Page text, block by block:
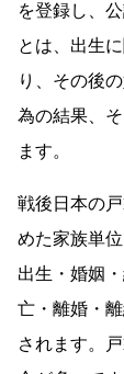
を登録し、
とは、出生
り、その後
為の結果、
ます。
戦後日本の
めた家族単
出生・婚姻
亡・離婚・
されます。